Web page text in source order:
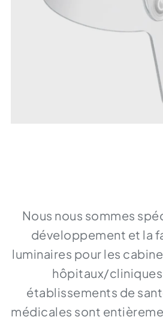
Nous nous sommes
développement et la
luminaires pour les
hôpitaux/
établissements de
médicales sont